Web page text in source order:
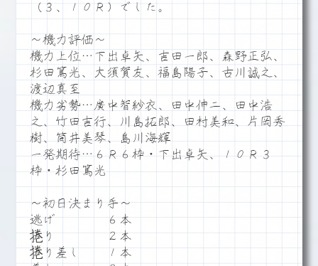
（３、１０Ｒ）でした。
～機力評価～
機力上位…下出卓矢、吉田一郎、森野正弘、
杉田篤光、大須賀友、福島陽子、古川誠之、
渡辺真至
機力劣勢…廣中智紗衣、田中伸二、田中浩
之、竹田吉行、川島拓郎、田村美和、片岡秀
樹、筒井美琴、島川海輝
一発期待…６Ｒ６枠・下出卓矢、１０Ｒ３
枠・杉田篤光
～初日決まり手～
逃げ ６本
捲り ２本
捲り差し １本